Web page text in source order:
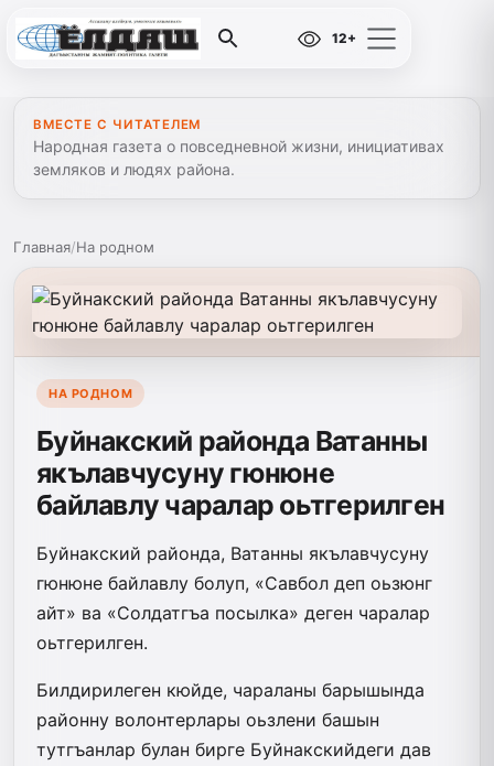
12+
ВМЕСТЕ С ЧИТАТЕЛЕМ
Народная газета о повседневной жизни, инициативах
земляков и людях района.
Главная/На родном
НА РОДНОМ
Буйнакский районда Ватанны
якълавчусуну гюнюне
байлавлу чаралар оьтгерилген
Буйнакский районда, Ватанны якълавчусуну
гюнюне байлавлу болуп, «Савбол деп оьзюнг
айт» ва «Солдатгъа посылка» деген чаралар
оьтгерилген.
Билдирилеген кюйде, чараланы барышында
районну волонтерлары оьзлени башын
тутгъанлар булан бирге Буйнакскийдеги дав